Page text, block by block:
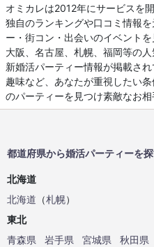
オミカレは2012年にサービスを
独自のランキングや口コミ情報
ー・街コン・出会いのイベント
大阪、名古屋、札幌、福岡等の
新婚活パーティー情報が掲載さ
趣味など、あなたが重視したい
のパーティーを見つけ素敵なお相
都道府県から婚活パーティーを
北海道
北海道 （札幌）
東北
青森県
岩手県 宮城県 秋田県